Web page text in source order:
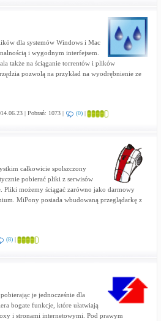
dla systemów Windows i Mac
i wygodnym interfejsem.
także na ściąganie torrentów i plików
pozwolą na przykład na wyodrębnienie ze
| Pobrań: 1073 | (0)|
całkowicie spolszczony
pobierać pliki z serwisów
Pliki możemy ściągać zarówno jako darmowy
MiPony posiada wbudowaną przeglądarkę z
(8)|
je jednocześnie dla
bogate funkcje, które ułatwiają
i stronami internetowymi. Pod prawym